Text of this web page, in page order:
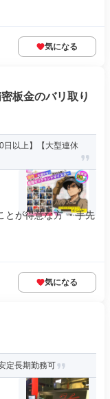
気になる
板金のバリ取り
日以上】【大型連休
とが得意な方 ・手先
気になる
定長期勤務可